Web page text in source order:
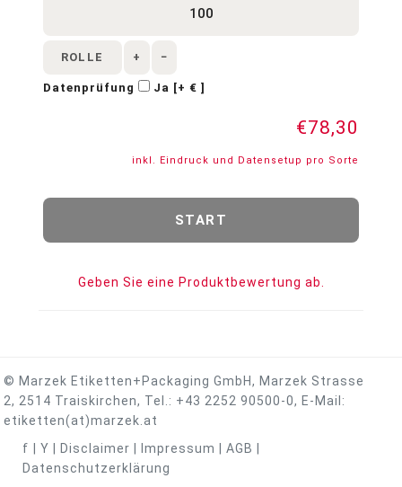
Datenprüfung Ja [+ € ]
ROLLE + −
€78,30
inkl. Eindruck und Datensetup pro Sorte
Geben Sie eine Produktbewertung ab.
© Marzek Etiketten+Packaging GmbH, Marzek Strasse
2, 2514 Traiskirchen, Tel.: +43 2252 90500-0, E-Mail:
etiketten(at)marzek.at
f
Y Disclaimer Impressum AGB
Datenschutzerklärung